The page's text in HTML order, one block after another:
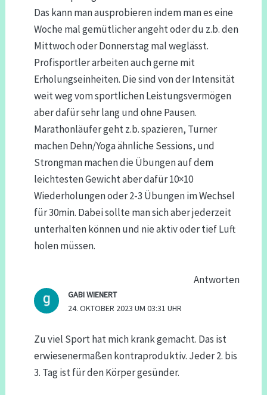
Das kann man ausprobieren indem man es eine
Woche mal gemütlicher angeht oder du z.b. den
Mittwoch oder Donnerstag mal weglässt.
Profisportler arbeiten auch gerne mit
Erholungseinheiten. Die sind von der Intensität
weit weg vom sportlichen Leistungsvermögen
aber dafür sehr lang und ohne Pausen.
Marathonläufer geht z.b. spazieren, Turner
machen Dehn/Yoga ähnliche Sessions, und
Strongman machen die Übungen auf dem
leichtesten Gewicht aber dafür 10×10
Wiederholungen oder 2-3 Übungen im Wechsel
für 30min. Dabei sollte man sich aber jederzeit
unterhalten können und nie aktiv oder tief Luft
holen müssen.
Antworten
GABI WIENERT
24. OKTOBER 2023 UM 03:31 UHR
Zu viel Sport hat mich krank gemacht. Das ist
erwiesenermaßen kontraproduktiv. Jeder 2. bis
3. Tag ist für den Körper gesünder.